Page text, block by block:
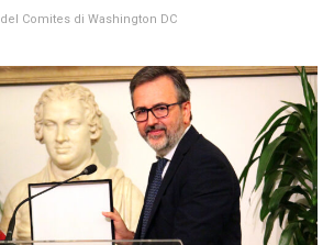
del Comites di Washington DC